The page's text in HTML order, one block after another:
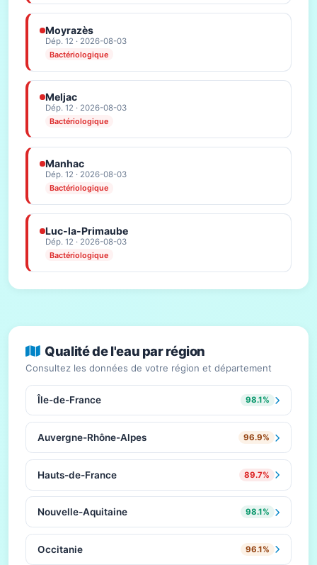
Moyrazès
Dép. 12 · 2026-08-03
Bactériologique
Meljac
Dép. 12 · 2026-08-03
Bactériologique
Manhac
Dép. 12 · 2026-08-03
Bactériologique
Luc-la-Primaube
Dép. 12 · 2026-08-03
Bactériologique
Qualité de l'eau par région
Consultez les données de votre région et département
Île-de-France 98.1%
Auvergne-Rhône-Alpes 96.9%
Hauts-de-France 89.7%
Nouvelle-Aquitaine 98.1%
Occitanie 96.1%